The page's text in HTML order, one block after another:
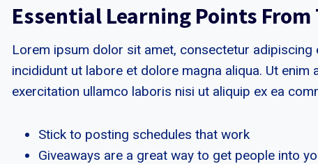
Essential Learning Points From
Lorem ipsum dolor sit amet, consectetur
incididunt ut labore et dolore magna aliqua. Ut enim
exercitation ullamco laboris nisi ut aliquip ex ea
Stick to posting schedules that work
Giveaways are a great way to get people into